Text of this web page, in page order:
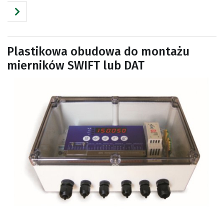
Plastikowa obudowa do montażu
mierników SWIFT lub DAT